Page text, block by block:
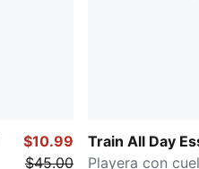
$10.99
$45.00
Train All Day
Playera con